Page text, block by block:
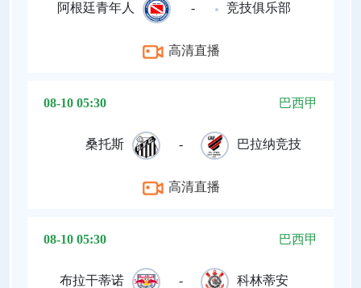
阿根廷青年人 - 竞技俱乐部
高清直播
08-10 05:30 巴西甲
桑托斯 - 巴拉纳竞技
高清直播
08-10 05:30 巴西甲
布拉干蒂诺 - 科林蒂安